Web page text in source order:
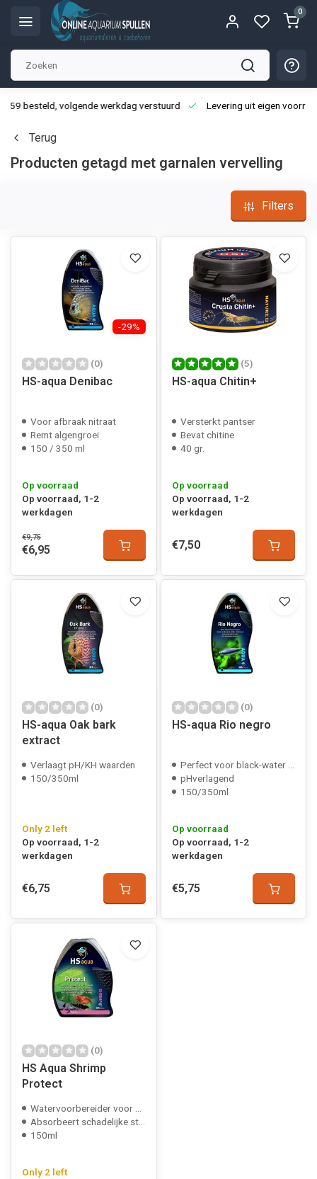
0
besteld, volgende werkdag verstuurd Levering uit eigen
Terug
Producten getagd met garnalen vervelling
Filters
-29%
(0)
HS-aqua Denibac
Voor afbraak nitraat
Remt algengroei
150 / 350 ml
Op voorraad
Op voorraad, 1-2
werkdagen
€9,75
€6,95
(5)
HS-aqua Chitin+
Versterkt pantser
Bevat chitine
40 gr.
Op voorraad
Op voorraad, 1-2
werkdagen
€7,50
(0)
HS-aqua Oak bark
extract
Verlaagt pH/KH waarden
150/350ml
Only 2 left
Op voorraad, 1-2
werkdagen
€6,75
(0)
HS-aqua Rio negro
Perfect voor black-water biotopen
pHverlagend
150/350ml
Op voorraad
Op voorraad, 1-2
werkdagen
€5,75
(0)
HS Aqua Shrimp
Protect
Watervoorbereider voor siergarnalen
Absorbeert schadelijke stoffen
150ml
Only 2 left